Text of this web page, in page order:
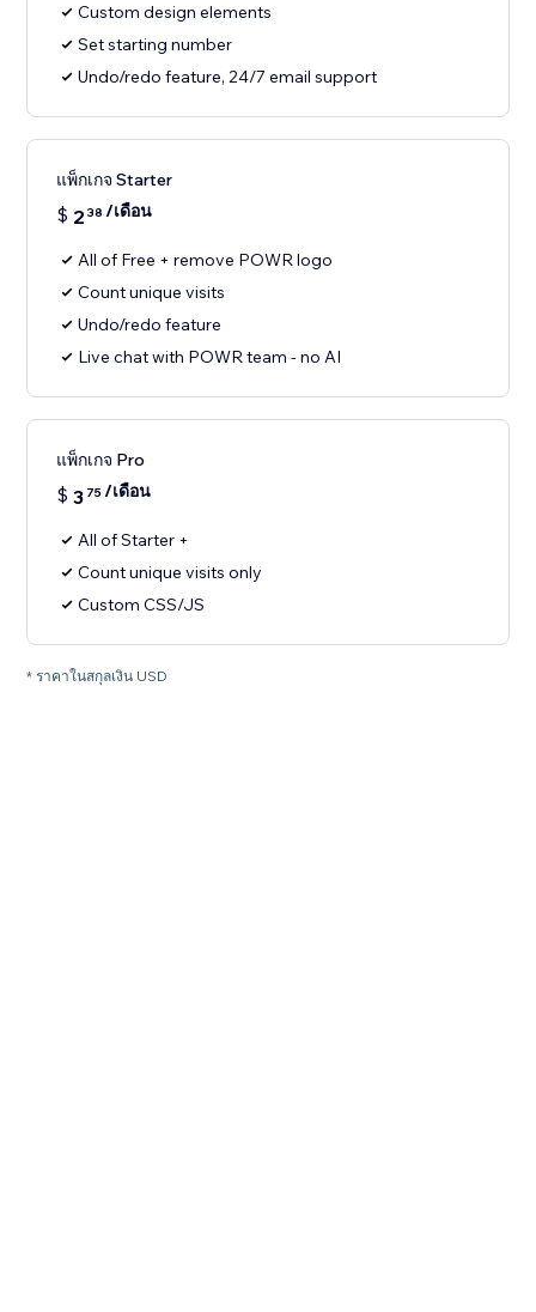
Custom design elements
Set starting number
Undo/redo feature, 24/7 email support
แพ็กเกจ Starter
$ 2 38 /เดือน
All of Free + remove POWR logo
Count unique visits
Undo/redo feature
Live chat with POWR team - no AI
แพ็กเกจ Pro
$ 3 75/เดือน
All of Starter +
Count unique visits only
Custom CSS/JS
* ราคาในสกุลเงิน USD